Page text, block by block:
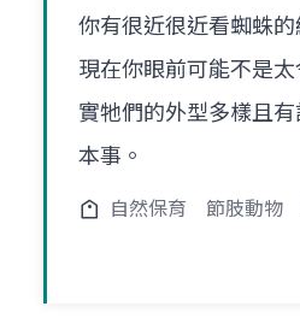
你有很近很近看蜘蛛
現在你眼前可能不是
實牠們的外型多樣且
本事。
自然保育 節肢動物